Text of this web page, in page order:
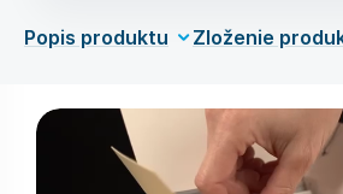
Popis produktu Zloženie